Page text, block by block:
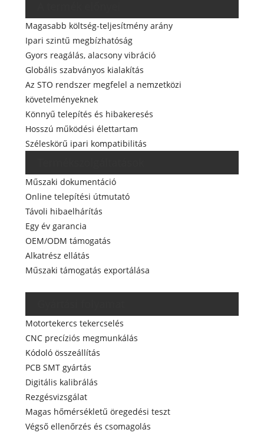
Magasabb költség-teljesítmény arány
Ipari szintű megbízhatóság
Gyors reagálás, alacsony vibráció
Globális szabványos kialakítás
Az STO rendszer megfelel a nemzetközi
követelményeknek
Könnyű telepítés és hibakeresés
Hosszú működési élettartam
Széleskörű ipari kompatibilitás
Műszaki dokumentáció
Online telepítési útmutató
Távoli hibaelhárítás
Egy év garancia
OEM/ODM támogatás
Alkatrész ellátás
Műszaki támogatás exportálása
Motortekercs tekercselés
CNC precíziós megmunkálás
Kódoló összeállítás
PCB SMT gyártás
Digitális kalibrálás
Rezgésvizsgálat
Magas hőmérsékletű öregedési teszt
Végső ellenőrzés és csomagolás